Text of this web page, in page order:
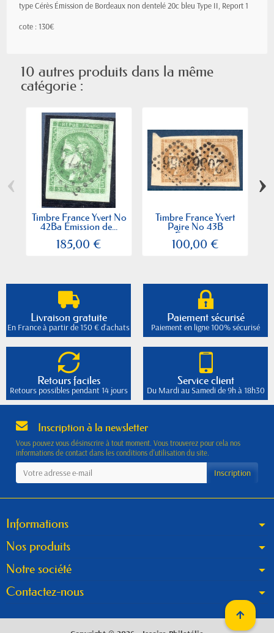
type Cérès Émission de Bordeaux non dentelé 20c bleu Type II, Report 1
cote : 130€
10 autres produits dans la même
catégorie :
Timbre France Yvert No
42Ba Émission de...
185,00 €
Timbre France Yvert
Paire No 43B
Émission...
100,00 €
‹ ›
Livraison gratuite
En France à partir de 150 € d'achats
Paiement sécurisé
Paiement en ligne 100% sécurisé
Retours faciles
Retours possibles pendant 14 jours
Service client
Du Mardi au Samedi de 9h à 18h30
Inscription à la newsletter
Vous pouvez vous désinscrire à tout moment. Vous trouverez pour cela nos
informations de contact dans les conditions d'utilisation du site.
Informations
Nos produits
Notre société
Contactez-nous